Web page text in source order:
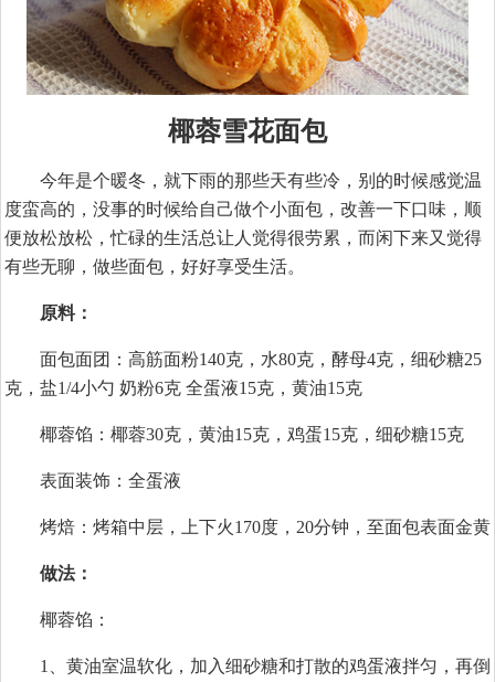
椰蓉雪花面包
今年是个暖冬，就下雨的那些天有些冷，别的时候感觉温
度蛮高的，没事的时候给自己做个小面包，改善一下口味，顺
便放松放松，忙碌的生活总让人觉得很劳累，而闲下来又觉得
有些无聊，做些面包，好好享受生活。
原料：
面包面团：高筋面粉140克，水80克，酵母4克，细砂糖25
克，盐1/4小勺 奶粉6克 全蛋液15克，黄油15克
椰蓉馅：椰蓉30克，黄油15克，鸡蛋15克，细砂糖15克
表面装饰：全蛋液
烤焙：烤箱中层，上下火170度，20分钟，至面包表面金黄
做法：
椰蓉馅：
1、黄油室温软化，加入细砂糖和打散的鸡蛋液拌匀，再倒